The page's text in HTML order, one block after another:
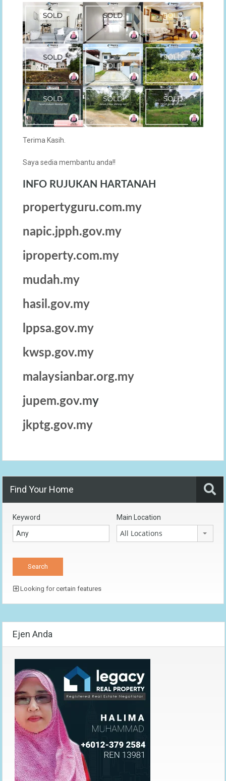
Terima Kasih.
Saya sedia membantu anda!!
INFO RUJUKAN HARTANAH
propertyguru.com.my
napic.jpph.gov.my
iproperty.com.my
mudah.my
hasil.gov.my
lppsa.gov.my
kwsp.gov.my
malaysianbar.org.my
jupem.gov.my
jkptg.gov.my
Find Your Home
Keyword Main Location
All Locations
Looking for certain features
Ejen Anda